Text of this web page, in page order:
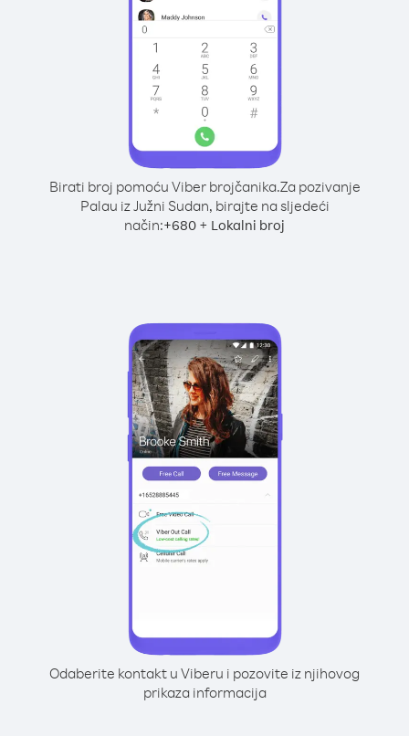
Birati broj pomoću Viber brojčanika.Za pozivanje
Palau iz Južni Sudan, birajte na sljedeći
način:+680 + Lokalni broj
Odaberite kontakt u Viberu i pozovite iz njihovog
prikaza informacija